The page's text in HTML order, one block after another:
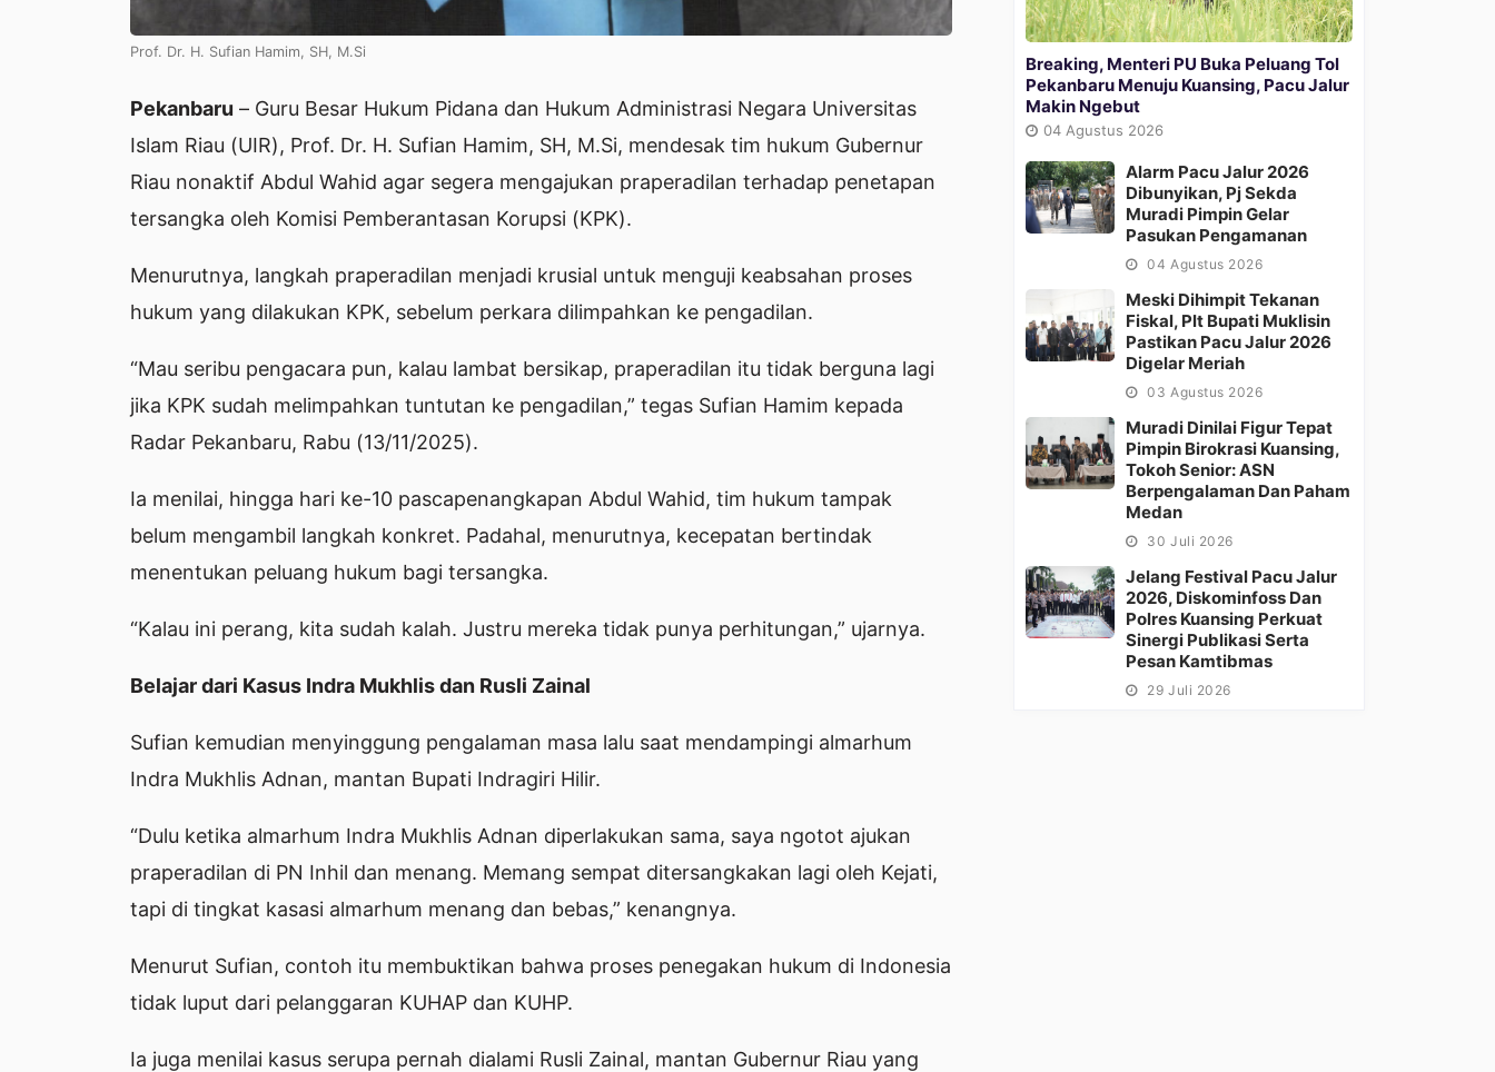
Prof. Dr. H. Sufian Hamim, SH, M.Si
Pekanbaru – Guru Besar Hukum Pidana dan Hukum Administrasi Negara Universitas
Islam Riau (UIR), Prof. Dr. H. Sufian Hamim, SH, M.Si, mendesak tim hukum Gubernur
Riau nonaktif Abdul Wahid agar segera mengajukan praperadilan terhadap penetapan
tersangka oleh Komisi Pemberantasan Korupsi (KPK).
Menurutnya, langkah praperadilan menjadi krusial untuk menguji keabsahan proses
hukum yang dilakukan KPK, sebelum perkara dilimpahkan ke pengadilan.
“Mau seribu pengacara pun, kalau lambat bersikap, praperadilan itu tidak berguna lagi
jika KPK sudah melimpahkan tuntutan ke pengadilan,” tegas Sufian Hamim kepada
Radar Pekanbaru, Rabu (13/11/2025).
Ia menilai, hingga hari ke-10 pascapenangkapan Abdul Wahid, tim hukum tampak
belum mengambil langkah konkret. Padahal, menurutnya, kecepatan bertindak
menentukan peluang hukum bagi tersangka.
“Kalau ini perang, kita sudah kalah. Justru mereka tidak punya perhitungan,” ujarnya.
Belajar dari Kasus Indra Mukhlis dan Rusli Zainal
Sufian kemudian menyinggung pengalaman masa lalu saat mendampingi almarhum
Indra Mukhlis Adnan, mantan Bupati Indragiri Hilir.
“Dulu ketika almarhum Indra Mukhlis Adnan diperlakukan sama, saya ngotot ajukan
praperadilan di PN Inhil dan menang. Memang sempat ditersangkakan lagi oleh Kejati,
tapi di tingkat kasasi almarhum menang dan bebas,” kenangnya.
Menurut Sufian, contoh itu membuktikan bahwa proses penegakan hukum di Indonesia
tidak luput dari pelanggaran KUHAP dan KUHP.
Ia juga menilai kasus serupa pernah dialami Rusli Zainal, mantan Gubernur Riau yang
Breaking, Menteri PU Buka Peluang Tol
Pekanbaru Menuju Kuansing, Pacu Jalur
Makin Ngebut
04 Agustus 2026
Alarm Pacu Jalur 2026
Dibunyikan, Pj Sekda
Muradi Pimpin Gelar
Pasukan Pengamanan
04 Agustus 2026
Meski Dihimpit Tekanan
Fiskal, Plt Bupati Muklisin
Pastikan Pacu Jalur 2026
Digelar Meriah
03 Agustus 2026
Muradi Dinilai Figur Tepat
Pimpin Birokrasi Kuansing,
Tokoh Senior: ASN
Berpengalaman Dan Paham
Medan
30 Juli 2026
Jelang Festival Pacu Jalur
2026, Diskominfoss Dan
Polres Kuansing Perkuat
Sinergi Publikasi Serta
Pesan Kamtibmas
29 Juli 2026